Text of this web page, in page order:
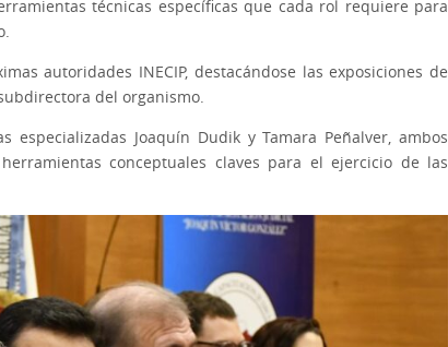
técnicas específicas que cada rol requiere para
autoridades INECIP, destacándose las exposiciones de
del organismo.
Joaquín Dudik y Tamara Peñalver, ambos
conceptuales claves para el ejercicio de las